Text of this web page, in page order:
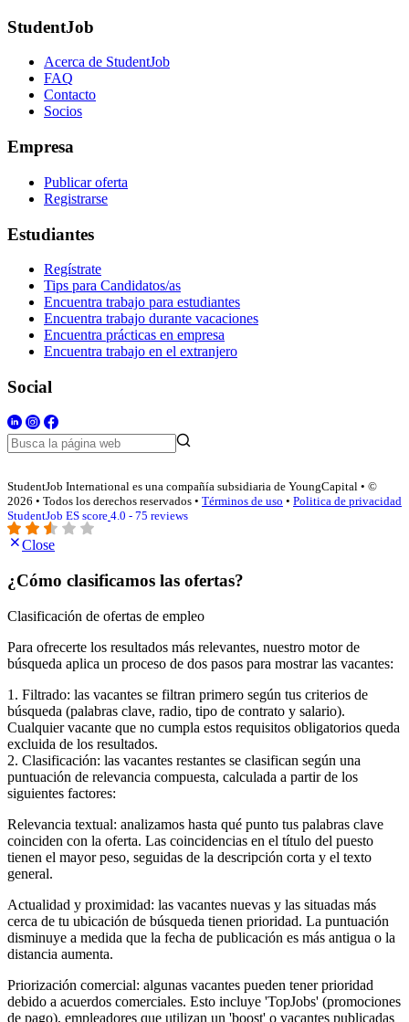
StudentJob
Acerca de StudentJob
FAQ
Contacto
Socios
Empresa
Publicar oferta
Registrarse
Estudiantes
Regístrate
Tips para Candidatos/as
Encuentra trabajo para estudiantes
Encuentra trabajo durante vacaciones
Encuentra prácticas en empresa
Encuentra trabajo en el extranjero
Social
StudentJob International es una compañía subsidiaria de YoungCapital • ©
2026 • Todos los derechos reservados • Términos de uso • Politica de privacidad
StudentJob ES score 4.0 - 75 reviews
Close
¿Cómo clasificamos las ofertas?
Clasificación de ofertas de empleo
Para ofrecerte los resultados más relevantes, nuestro motor de
búsqueda aplica un proceso de dos pasos para mostrar las vacantes:
1. Filtrado: las vacantes se filtran primero según tus criterios de
búsqueda (palabras clave, radio, tipo de contrato y salario).
Cualquier vacante que no cumpla estos requisitos obligatorios queda
excluida de los resultados.
2. Clasificación: las vacantes restantes se clasifican según una
puntuación de relevancia compuesta, calculada a partir de los
siguientes factores:
Relevancia textual: analizamos hasta qué punto tus palabras clave
coinciden con la oferta. Las coincidencias en el título del puesto
tienen el mayor peso, seguidas de la descripción corta y el texto
general.
Actualidad y proximidad: las vacantes nuevas y las situadas más
cerca de tu ubicación de búsqueda tienen prioridad. La puntuación
disminuye a medida que la fecha de publicación es más antigua o la
distancia aumenta.
Priorización comercial: algunas vacantes pueden tener prioridad
debido a acuerdos comerciales. Esto incluye 'TopJobs' (promociones
de pago), empleadores que utilizan un 'boost' o vacantes publicadas